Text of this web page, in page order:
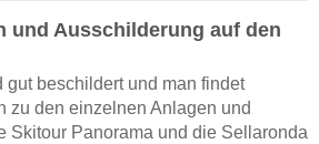
und Ausschilderung auf den
gut beschildert und man findet
zu den einzelnen Anlagen und
Skitour Panorama und die Sellaronda